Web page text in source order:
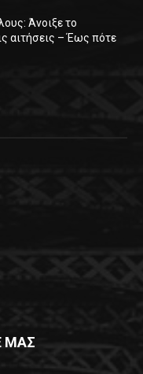
Άνοιξε το
αιτήσεις – Έως πότε
ΜΑΣ